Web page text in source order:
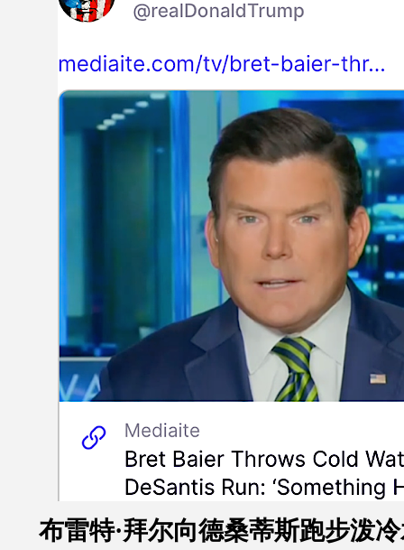
布雷特·拜尔向德桑蒂斯跑步泼